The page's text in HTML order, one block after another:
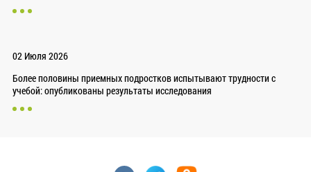
02 Июля 2026
Более половины приемных подростков испытывают трудности с
учебой: опубликованы результаты исследования